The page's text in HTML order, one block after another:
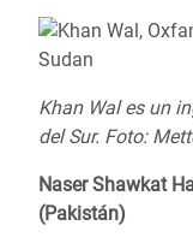
Khan Wal es un
del Sur. Foto:
Naser Shawkat
(Pakistán)